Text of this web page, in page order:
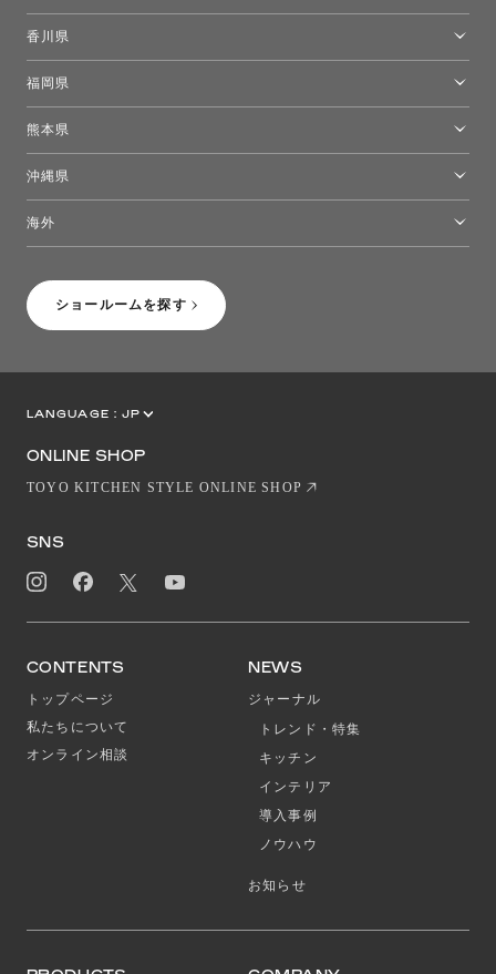
ショールームを探す
香川県
福岡県
熊本県
沖縄県
海外
LANGUAGE : JP
ONLINE SHOP
TOYO KITCHEN STYLE ONLINE SHOP
SNS
CONTENTS
トップページ
私たちについて
オンライン相談
NEWS
ジャーナル
トレンド・特集
キッチン
インテリア
導入事例
ノウハウ
お知らせ